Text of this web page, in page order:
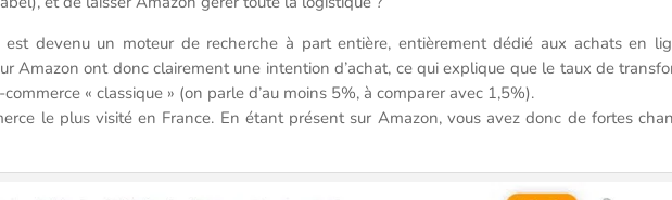
est devenu un moteur de recherche à part entière, entièrement dédié aux achats en
Amazon ont donc clairement une intention d’achat, ce qui explique que le taux de
« classique » (on parle d’au moins 5%, à comparer avec 1,5%).
le plus visité en France. En étant présent sur Amazon, vous avez donc de fortes